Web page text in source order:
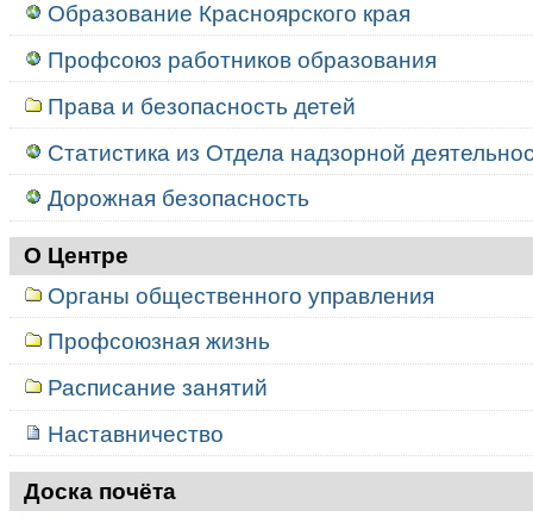
Образование Красноярского края
Профсоюз работников образования
Права и безопасность детей
Статистика из Отдела надзорной
Дорожная безопасность
О Центре
Органы общественного управления
Профсоюзная жизнь
Расписание занятий
Наставничество
Доска почёта